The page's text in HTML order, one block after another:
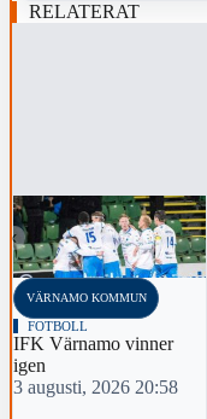
RELATERAT
‹
VÄRNAMO KOMMUN
FOTBOLL
IFK Värnamo vinner
igen
3 augusti, 2026 20:58